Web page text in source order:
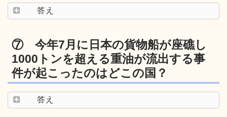
答え
⑦ 今年7月に日本の貨物船が座礁し
1000トンを超える重油が流出する事
件が起こったのはどこの国？
答え